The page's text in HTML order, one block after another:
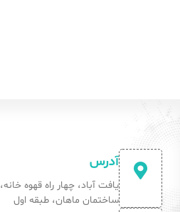
آدرس
یافت آباد، چهار راه قهوه خانه،
ساختمان ماهان، طبقه اول